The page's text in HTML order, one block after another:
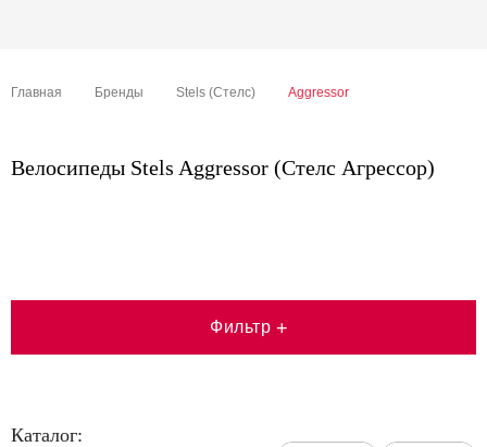
Главная Бренды Stels (Стелс) Aggressor
Велосипеды Stels Aggressor (Стелс Агрессор)
Фильтр +
Каталог: